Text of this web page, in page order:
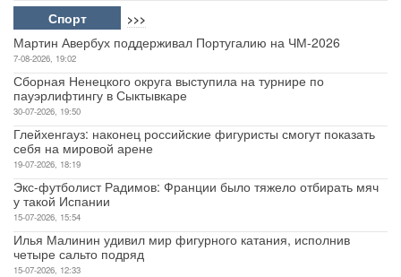
Спорт >>>
Мартин Авербух поддерживал Португалию на ЧМ-2026
7-08-2026, 19:02
Сборная Ненецкого округа выступила на турнире по
пауэрлифтингу в Сыктывкаре
30-07-2026, 19:50
Глейхенгауз: наконец российские фигуристы смогут показать
себя на мировой арене
19-07-2026, 18:19
Экс-футболист Радимов: Франции было тяжело отбирать мяч
у такой Испании
15-07-2026, 15:54
Илья Малинин удивил мир фигурного катания, исполнив
четыре сальто подряд
15-07-2026, 12:33